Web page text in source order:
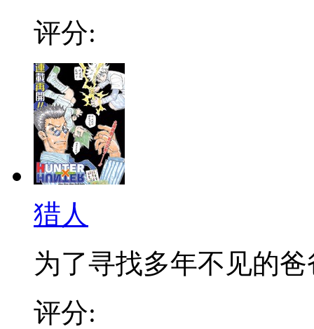
评分:
猎人
为了寻找多年不见的爸
评分: